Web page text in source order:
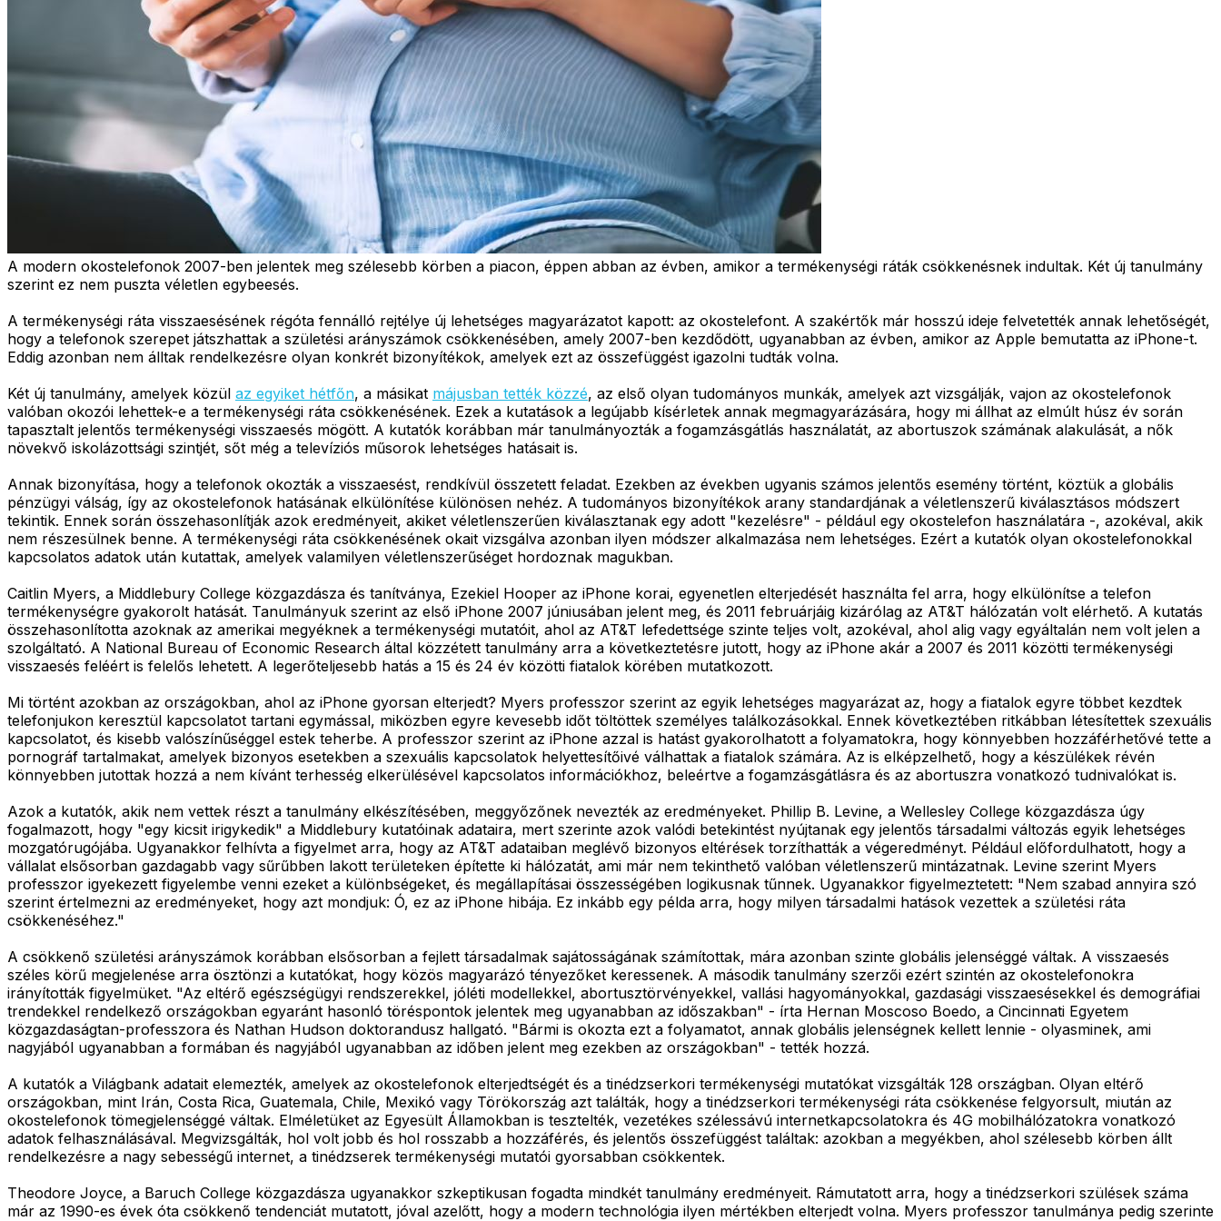
A modern okostelefonok 2007-ben jelentek meg szélesebb körben a piacon, éppen abban az évben, amikor a termékenységi ráták csökkenésnek indultak. Két új tanulmány
szerint ez nem puszta véletlen egybeesés.
A termékenységi ráta visszaesésének régóta fennálló rejtélye új lehetséges magyarázatot kapott: az okostelefont. A szakértők már hosszú ideje felvetették annak lehetőségét,
hogy a telefonok szerepet játszhattak a születési arányszámok csökkenésében, amely 2007-ben kezdődött, ugyanabban az évben, amikor az Apple bemutatta az iPhone-t.
Eddig azonban nem álltak rendelkezésre olyan konkrét bizonyítékok, amelyek ezt az összefüggést igazolni tudták volna.
Két új tanulmány, amelyek közül az egyiket hétfőn, a másikat májusban tették közzé, az első olyan tudományos munkák, amelyek azt vizsgálják, vajon az okostelefonok
valóban okozói lehettek-e a termékenységi ráta csökkenésének. Ezek a kutatások a legújabb kísérletek annak megmagyarázására, hogy mi állhat az elmúlt húsz év során
tapasztalt jelentős termékenységi visszaesés mögött. A kutatók korábban már tanulmányozták a fogamzásgátlás használatát, az abortuszok számának alakulását, a nők
növekvő iskolázottsági szintjét, sőt még a televíziós műsorok lehetséges hatásait is.
Annak bizonyítása, hogy a telefonok okozták a visszaesést, rendkívül összetett feladat. Ezekben az években ugyanis számos jelentős esemény történt, köztük a globális
pénzügyi válság, így az okostelefonok hatásának elkülönítése különösen nehéz. A tudományos bizonyítékok arany standardjának a véletlenszerű kiválasztásos módszert
tekintik. Ennek során összehasonlítják azok eredményeit, akiket véletlenszerűen kiválasztanak egy adott "kezelésre" - például egy okostelefon használatára -, azokéval, akik
nem részesülnek benne. A termékenységi ráta csökkenésének okait vizsgálva azonban ilyen módszer alkalmazása nem lehetséges. Ezért a kutatók olyan okostelefonokkal
kapcsolatos adatok után kutattak, amelyek valamilyen véletlenszerűséget hordoznak magukban.
Caitlin Myers, a Middlebury College közgazdásza és tanítványa, Ezekiel Hooper az iPhone korai, egyenetlen elterjedését használta fel arra, hogy elkülönítse a telefon
termékenységre gyakorolt hatását. Tanulmányuk szerint az első iPhone 2007 júniusában jelent meg, és 2011 februárjáig kizárólag az AT&T hálózatán volt elérhető. A kutatás
összehasonlította azoknak az amerikai megyéknek a termékenységi mutatóit, ahol az AT&T lefedettsége szinte teljes volt, azokéval, ahol alig vagy egyáltalán nem volt jelen a
szolgáltató. A National Bureau of Economic Research által közzétett tanulmány arra a következtetésre jutott, hogy az iPhone akár a 2007 és 2011 közötti termékenységi
visszaesés feléért is felelős lehetett. A legerőteljesebb hatás a 15 és 24 év közötti fiatalok körében mutatkozott.
Mi történt azokban az országokban, ahol az iPhone gyorsan elterjedt? Myers professzor szerint az egyik lehetséges magyarázat az, hogy a fiatalok egyre többet kezdtek
telefonjukon keresztül kapcsolatot tartani egymással, miközben egyre kevesebb időt töltöttek személyes találkozásokkal. Ennek következtében ritkábban létesítettek szexuális
kapcsolatot, és kisebb valószínűséggel estek teherbe. A professzor szerint az iPhone azzal is hatást gyakorolhatott a folyamatokra, hogy könnyebben hozzáférhetővé tette a
pornográf tartalmakat, amelyek bizonyos esetekben a szexuális kapcsolatok helyettesítőivé válhattak a fiatalok számára. Az is elképzelhető, hogy a készülékek révén
könnyebben jutottak hozzá a nem kívánt terhesség elkerülésével kapcsolatos információkhoz, beleértve a fogamzásgátlásra és az abortuszra vonatkozó tudnivalókat is.
Azok a kutatók, akik nem vettek részt a tanulmány elkészítésében, meggyőzőnek nevezték az eredményeket. Phillip B. Levine, a Wellesley College közgazdásza úgy
fogalmazott, hogy "egy kicsit irigykedik" a Middlebury kutatóinak adataira, mert szerinte azok valódi betekintést nyújtanak egy jelentős társadalmi változás egyik lehetséges
mozgatórugójába. Ugyanakkor felhívta a figyelmet arra, hogy az AT&T adataiban meglévő bizonyos eltérések torzíthatták a végeredményt. Például előfordulhatott, hogy a
vállalat elsősorban gazdagabb vagy sűrűbben lakott területeken építette ki hálózatát, ami már nem tekinthető valóban véletlenszerű mintázatnak. Levine szerint Myers
professzor igyekezett figyelembe venni ezeket a különbségeket, és megállapításai összességében logikusnak tűnnek. Ugyanakkor figyelmeztetett: "Nem szabad annyira szó
szerint értelmezni az eredményeket, hogy azt mondjuk: Ó, ez az iPhone hibája. Ez inkább egy példa arra, hogy milyen társadalmi hatások vezettek a születési ráta
csökkenéséhez."
A csökkenő születési arányszámok korábban elsősorban a fejlett társadalmak sajátosságának számítottak, mára azonban szinte globális jelenséggé váltak. A visszaesés
széles körű megjelenése arra ösztönzi a kutatókat, hogy közös magyarázó tényezőket keressenek. A második tanulmány szerzői ezért szintén az okostelefonokra
irányították figyelmüket. "Az eltérő egészségügyi rendszerekkel, jóléti modellekkel, abortusztörvényekkel, vallási hagyományokkal, gazdasági visszaesésekkel és demográfiai
trendekkel rendelkező országokban egyaránt hasonló töréspontok jelentek meg ugyanabban az időszakban" - írta Hernan Moscoso Boedo, a Cincinnati Egyetem
közgazdaságtan-professzora és Nathan Hudson doktorandusz hallgató. "Bármi is okozta ezt a folyamatot, annak globális jelenségnek kellett lennie - olyasminek, ami
nagyjából ugyanabban a formában és nagyjából ugyanabban az időben jelent meg ezekben az országokban" - tették hozzá.
A kutatók a Világbank adatait elemezték, amelyek az okostelefonok elterjedtségét és a tinédzserkori termékenységi mutatókat vizsgálták 128 országban. Olyan eltérő
országokban, mint Irán, Costa Rica, Guatemala, Chile, Mexikó vagy Törökország azt találták, hogy a tinédzserkori termékenységi ráta csökkenése felgyorsult, miután az
okostelefonok tömegjelenséggé váltak. Elméletüket az Egyesült Államokban is tesztelték, vezetékes szélessávú internetkapcsolatokra és 4G mobilhálózatokra vonatkozó
adatok felhasználásával. Megvizsgálták, hol volt jobb és hol rosszabb a hozzáférés, és jelentős összefüggést találtak: azokban a megyékben, ahol szélesebb körben állt
rendelkezésre a nagy sebességű internet, a tinédzserek termékenységi mutatói gyorsabban csökkentek.
Theodore Joyce, a Baruch College közgazdásza ugyanakkor szkeptikusan fogadta mindkét tanulmány eredményeit. Rámutatott arra, hogy a tinédzserkori szülések száma
már az 1990-es évek óta csökkenő tendenciát mutatott, jóval azelőtt, hogy a modern technológia ilyen mértékben elterjedt volna. Myers professzor tanulmánya pedig szerinte